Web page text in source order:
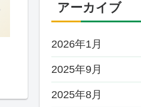
アーカイブ
2026年1月
2025年9月
2025年8月